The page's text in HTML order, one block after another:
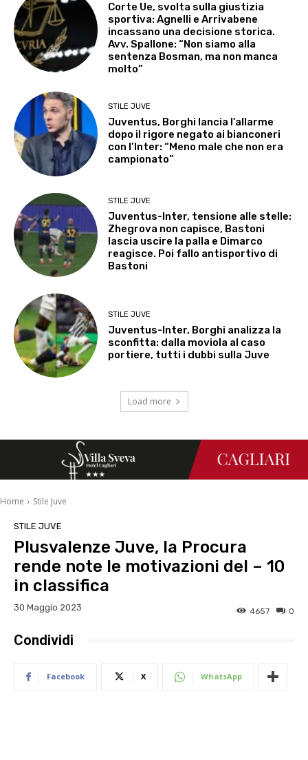
Corte Ue, svolta sulla giustizia
sportiva: Agnelli e Arrivabene
incassano una decisione storica.
Avv. Spallone: “Non siamo alla
sentenza Bosman, ma non manca
molto”
STILE JUVE
Juventus, Borghi lancia l’allarme
dopo il rigore negato ai bianconeri
con l’Inter: “Meno male che non era
campionato”
STILE JUVE
Juventus-Inter, tensione alle stelle:
Zhegrova non capisce, Bastoni
lascia uscire la palla e Dimarco
reagisce. Poi fallo antisportivo di
Bastoni
STILE JUVE
Juventus-Inter, Borghi analizza la
sconfitta: dalla moviola al caso
portiere, tutti i dubbi sulla Juve
Load more